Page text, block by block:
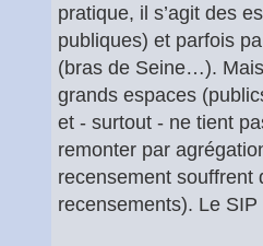
pratique, il s’agit des
publiques) et parfois
(bras de Seine…).
grands espaces
et - surtout - ne tient
remonter par
recensement souffrent
recensements). Le